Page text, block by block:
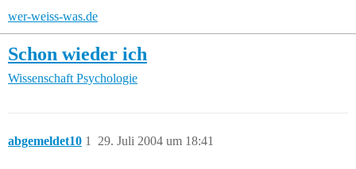
wer-weiss-was.de
Schon wieder ich
Wissenschaft Psychologie
abgemeldet10 29. Juli 2004 um 18:41
1